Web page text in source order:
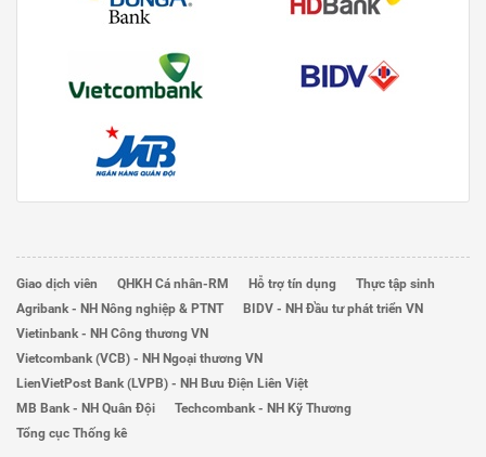
Giao dịch viên QHKH Cá nhân-RM Hỗ trợ tín dụng
Thực tập sinh
Agribank - NH Nông nghiệp & PTNT
BIDV - NH Đầu tư phát triển VN
Vietinbank - NH Công thương VN
Vietcombank (VCB) - NH Ngoại thương VN
LienVietPost Bank (LVPB) - NH Bưu Điện Liên Việt
MB Bank - NH Quân Đội
Techcombank - NH Kỹ Thương
Tổng cục Thống kê